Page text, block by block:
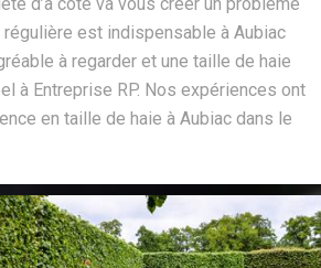
d’à côté va vous créer un problème
est indispensable à Aubiac
à regarder et une taille de haie
à Entreprise RP. Nos expériences ont
en taille de haie à Aubiac dans le